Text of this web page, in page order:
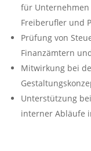
für
Freiberufler und
Prüfung von
Finanzämtern
Mitwirkung bei
Unterstützung
interner Abläufe